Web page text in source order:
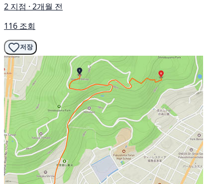
2 지점 · 2개월 전
116 조회
저장